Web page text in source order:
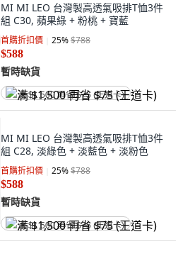
MI MI LEO 台灣製高透氣吸排T恤3件
組 C30, 蘋果綠 + 粉桃 + 寶藍
首購折扣價 25%$788
$588
暫時缺貨
满 $1,500 再省 $75 (王道卡)
MI MI LEO 台灣製高透氣吸排T恤3件
組 C28, 淡綠色 + 淡藍色 + 淡粉色
首購折扣價 25%$788
$588
暫時缺貨
满 $1,500 再省 $75 (王道卡)